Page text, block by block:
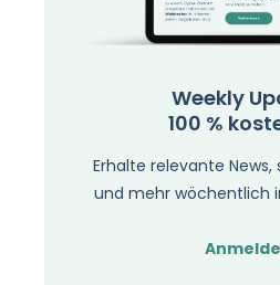
Weekly
100 %
Erhalte relevante News,
und mehr wöchentlich